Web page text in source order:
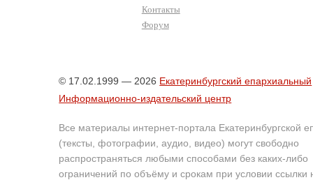
Контакты
Форум
© 17.02.1999 — 2026 Екатеринбургский епархиальный
Информационно-издательский центр
Все материалы интернет-портала Екатеринбургской
(тексты, фотографии, аудио, видео) могут свободно
распространяться любыми способами без каких-либо
ограничений по объёму и срокам при условии ссылки